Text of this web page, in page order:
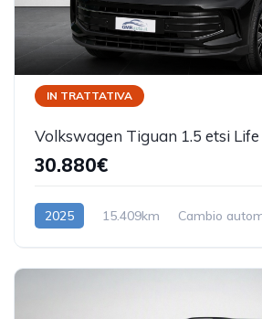
IN TRATTATIVA
30.880€
2025 15.409km
Cambio